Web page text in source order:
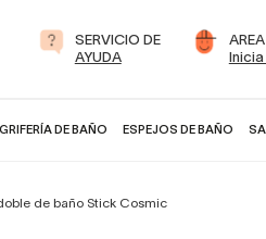
SERVICIO DE
AYUDA
GRIFERÍA DE BAÑO ESPEJOS DE BAÑO
de baño Stick Cosmic